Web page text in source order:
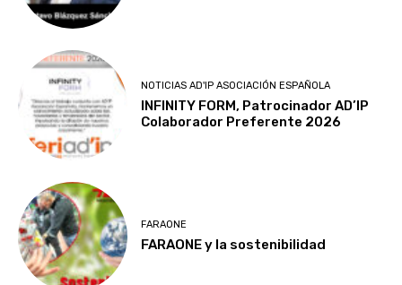
NOTICIAS AD'IP ASOCIACIÓN ESPAÑOLA
INFINITY FORM, Patrocinador AD’IP
Colaborador Preferente 2026
FARAONE
FARAONE y la sostenibilidad